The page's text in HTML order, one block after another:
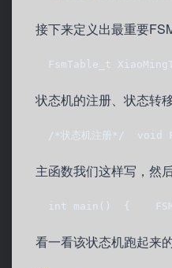
接下来定义出最重要
FsmTable_t
状态机的注册、状态转
/*状态机注册*/
主函数我们这样写，然
int main()  {
看一看该状态机跑起来